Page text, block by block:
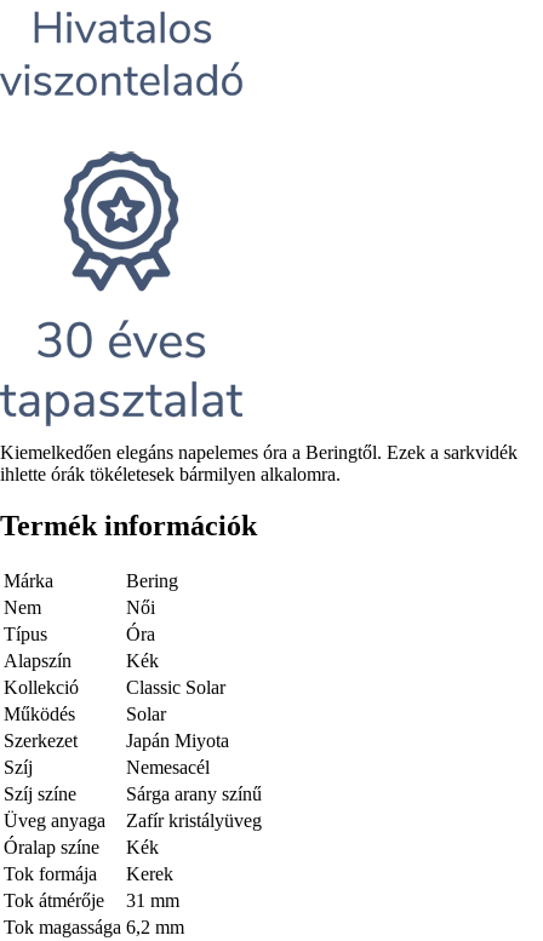
Rövid
leírás
Kiemelkedően elegáns napelemes óra a Beringtől. Ezek a sarkvidék
ihlette órák tökéletesek bármilyen alkalomra.
Termék információk
Márka
Bering
Nem
Női
Típus
Óra
Alapszín
Kék
Kollekció
Classic Solar
Működés
Solar
Szerkezet
Japán Miyota
Szíj
Nemesacél
Szíj színe
Sárga arany színű
Üveg anyaga
Zafír kristályüveg
Óralap színe
Kék
Tok formája
Kerek
Tok átmérője
31 mm
Tok magassága 6,2 mm